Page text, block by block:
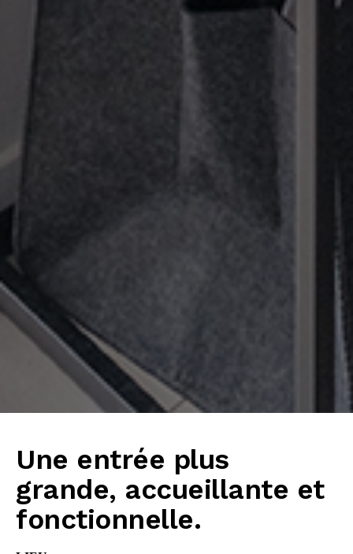
Une entrée plus
grande, accueillante et
fonctionnelle.